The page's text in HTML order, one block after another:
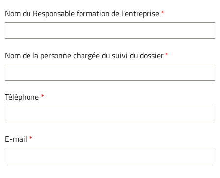
Nom du Responsable formation de l'entreprise *
Nom de la personne chargée du suivi du dossier *
Téléphone *
E-mail *